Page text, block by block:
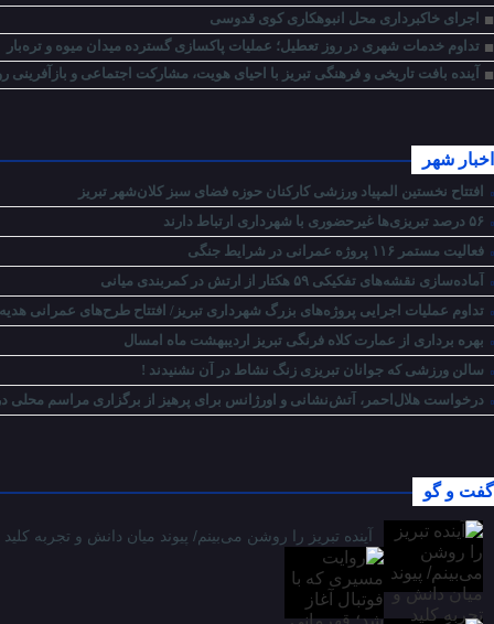
اجرای خاکبرداری محل انبوهکاری کوی قدوسی
تداوم خدمات شهری در روز تعطیل؛ عملیات پاکسازی گسترده میدان میوه و تره‌بار
آینده بافت تاریخی و فرهنگی تبریز با احیای هویت، مشارکت اجتماعی و بازآفرینی
اخبار شهر
افتتاح نخستین المپیاد ورزشی کارکنان حوزه فضای سبز کلان‌شهر تبریز
فعالیت مستمر ۱۱۶ پروژه عمرانی در شرایط جنگی
آماده‌سازی نقشه‌های تفکیکی ۵۹ هکتار از ارتش در کمربندی میانی
تداوم عملیات اجرایی پروژه‌های بزرگ شهرداری تبریز/ افتتاح طرح‌های عمرانی
بهره برداری از عمارت کلاه فرنگی تبریز اردیبهشت ماه امسال
سالن ورزشی که جوانان تبریزی زنگ نشاط در آن نشنیدند !
درخواست هلال‌احمر، آتش‌نشانی و اورژانس برای پرهیز از برگزاری مراسم
گفت و گو
آینده تبریز را روشن می‌بینم/ پیوند میان دانش و تجربه